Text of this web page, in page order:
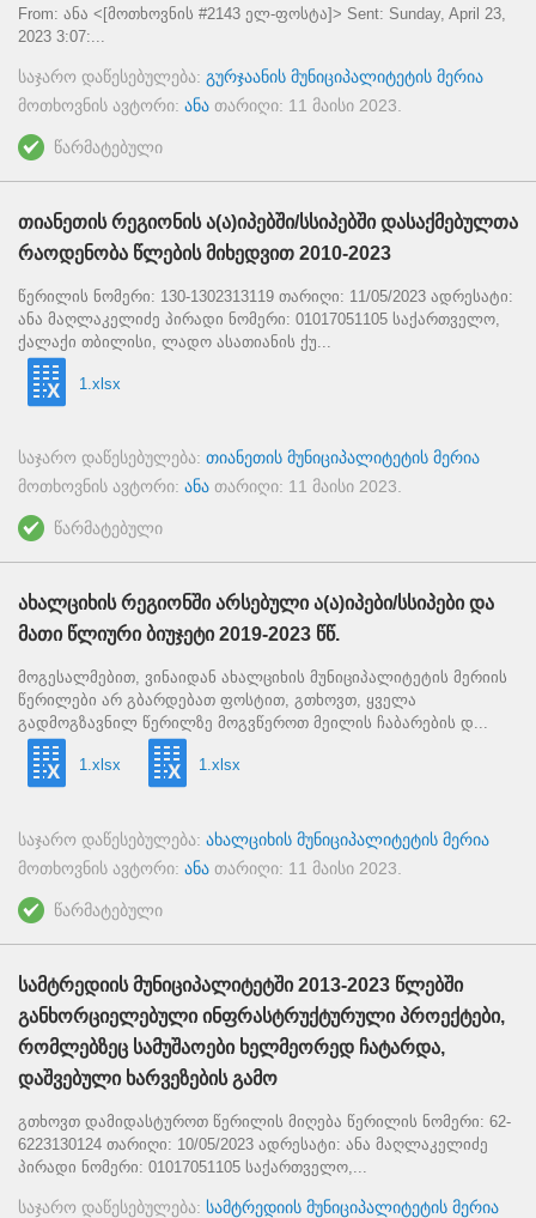
From: ანა <[მოთხოვნის #2143 ელ-ფოსტა]> Sent: Sunday, April 23,
2023 3:07:...
საჯარო დაწესებულება: გურჯაანის მუნიციპალიტეტის მერია
მოთხოვნის ავტორი: ანა თარიღი: 11 მაისი 2023
წარმატებული
თიანეთის რეგიონის ა(ა)იპებში/სსიპებში დასაქმებულთა
რაოდენობა წლების მიხედვით 2010-2023
წერილის ნომერი: 130-1302313119 თარიღი: 11/05/2023 ადრესატი:
ანა მაღლაკელიძე პირადი ნომერი: 01017051105 საქართველო,
ქალაქი თბილისი, ლადო ასათიანის ქუ...
1.xlsx
საჯარო დაწესებულება: თიანეთის მუნიციპალიტეტის მერია
მოთხოვნის ავტორი: ანა თარიღი: 11 მაისი 2023.
წარმატებული
ახალციხის რეგიონში არსებული ა(ა)იპები/სსიპები და
მათი წლიური ბიუჯეტი 2019-2023 წწ.
მოგესალმებით, ვინაიდან ახალციხის მუნიციპალიტეტის მერიის
წერილები არ გბარდებათ ფოსტით, გთხოვთ, ყველა
გადმოგზავნილ წერილზე მოგვწეროთ მეილის ჩაბარების დ...
1.xlsx 1.xlsx
საჯარო დაწესებულება: ახალციხის მუნიციპალიტეტის მერია
მოთხოვნის ავტორი: ანა თარიღი: 11 მაისი 2023
წარმატებული
სამტრედიის მუნიციპალიტეტში 2013-2023 წლებში
განხორციელებული ინფრასტრუქტურული პროექტები,
რომლებზეც სამუშაოები ხელმეორედ ჩატარდა,
დაშვებული ხარვეზების გამო
გთხოვთ დამიდასტუროთ წერილის მიღება წერილის ნომერი: 62-
6223130124 თარიღი: 10/05/2023 ადრესატი: ანა მაღლაკელიძე
პირადი ნომერი: 01017051105 საქართველო,...
საჯარო დაწესებულება: სამტრედიის მუნიციპალიტეტის მერია